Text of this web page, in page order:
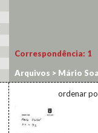
Correspondência: 1
Arquivos > Mário
Arie
ordenar